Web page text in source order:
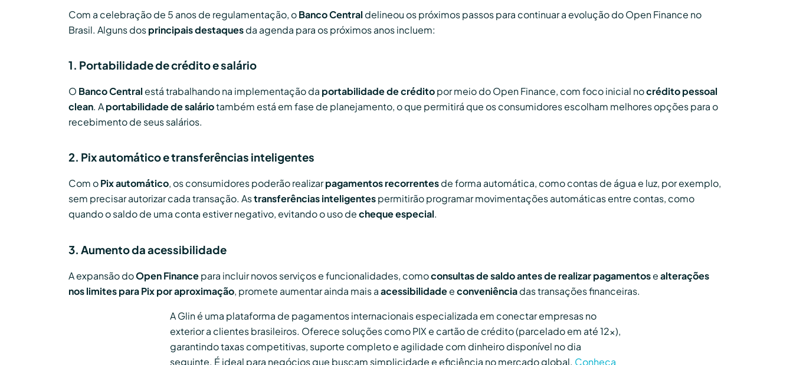
Com a celebração de 5 anos de regulamentação, oBanco Central delineou os próximos passos para continuar a evolução do Open Finance no
Brasil. Alguns dosprincipais destaquesda agenda para os próximos anos incluem:
1. Portabilidade de crédito e salário
O Banco Centralestá trabalhando na implementação da portabilidade de créditopor meio do Open Finance, com foco inicial nocrédito pessoal
clean. Aportabilidade de saláriotambém está em fase de planejamento, o que permitirá que os consumidores escolham melhores opções para o
recebimento de seus salários.
2. Pix automático e transferências inteligentes
Com oPix automático, os consumidores poderão realizarpagamentos recorrentesde forma automática, como contas de água e luz, por exemplo,
sem precisar autorizar cada transação. Astransferências inteligentespermitirão programar movimentações automáticas entre contas, como
quando o saldo de uma conta estiver negativo, evitando o uso decheque especial.
3. Aumento da acessibilidade
A expansão doOpen Financepara incluir novos serviços e funcionalidades, comoconsultas de saldo antes de realizar pagamentosealterações
nos limites para Pix por aproximação, promete aumentar ainda mais aacessibilidadeeconveniênciadas transações financeiras.
A Glin é uma plataforma de pagamentos internacionais especializada em conectar empresas no
exterior a clientes brasileiros. Oferece soluções como PIX e cartão de crédito (parcelado em até 12x),
garantindo taxas competitivas, suporte completo e agilidade com dinheiro disponível no dia
seguinte. É ideal para negócios que buscam simplicidade e eficiência no mercado global. Conheça